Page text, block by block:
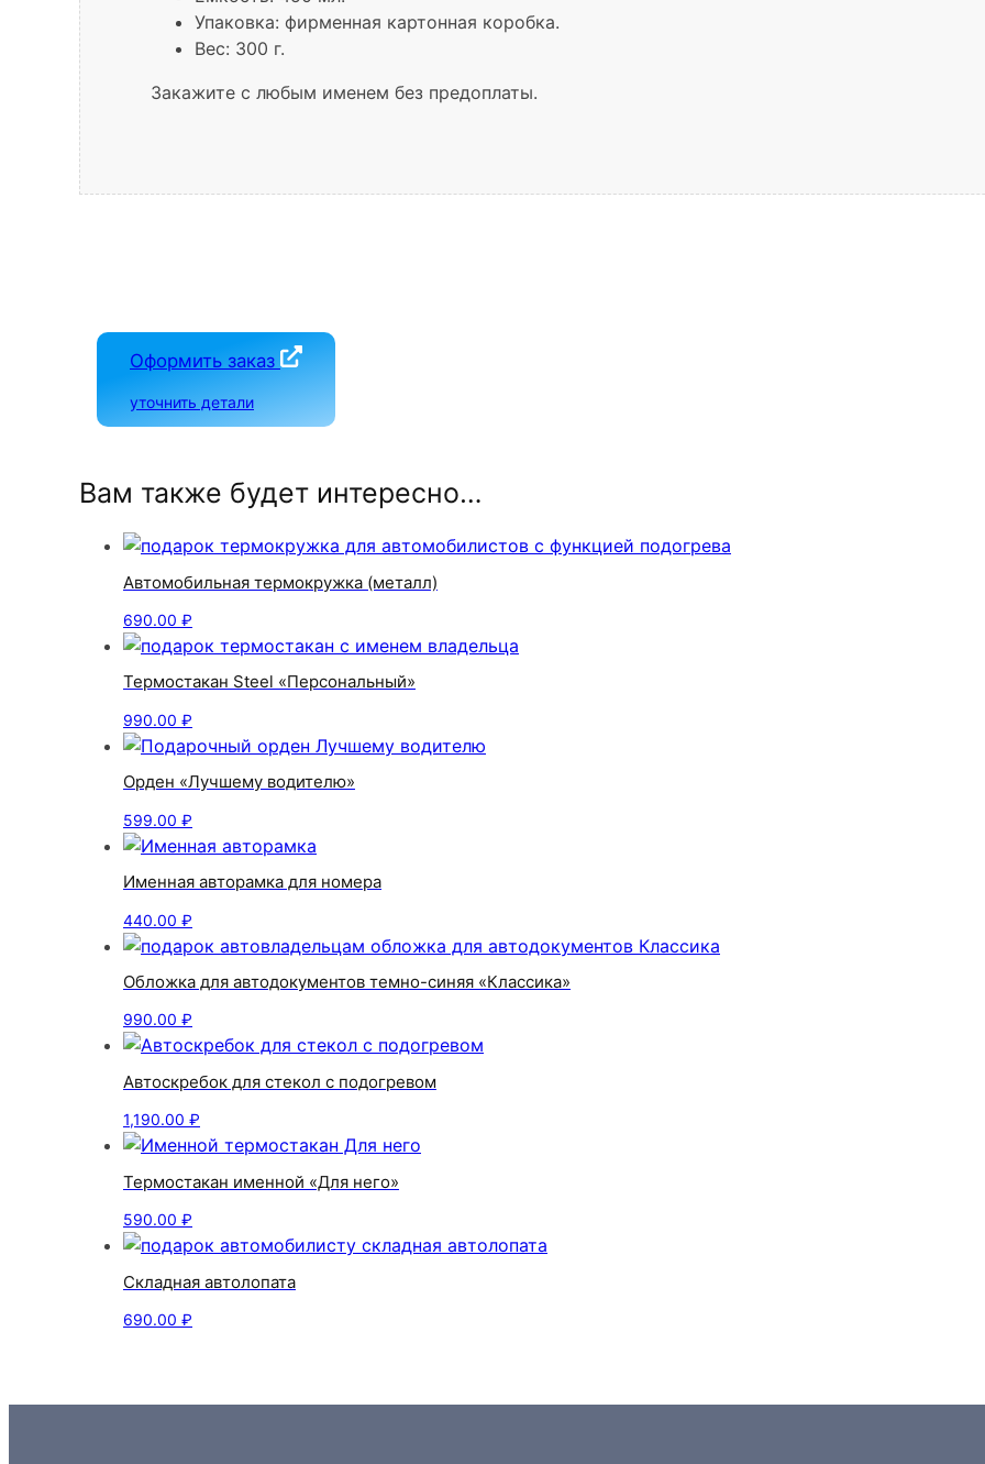
Упаковка: фирменная картонная коробка.
Вес: 300 г.
Закажите с любым именем без предоплаты.
Оформить заказ
уточнить детали
Вам также будет интересно…
Автомобильная термокружка (металл)
690.00 ₽
Термостакан Steel «Персональный»
990.00 ₽
Орден «Лучшему водителю»
599.00 ₽
Именная авторамка для номера
440.00 ₽
Обложка для автодокументов темно-синяя «Классика»
990.00 ₽
Автоскребок для стекол с подогревом
1,190.00 ₽
Термостакан именной «Для него»
590.00 ₽
Складная автолопата
690.00 ₽